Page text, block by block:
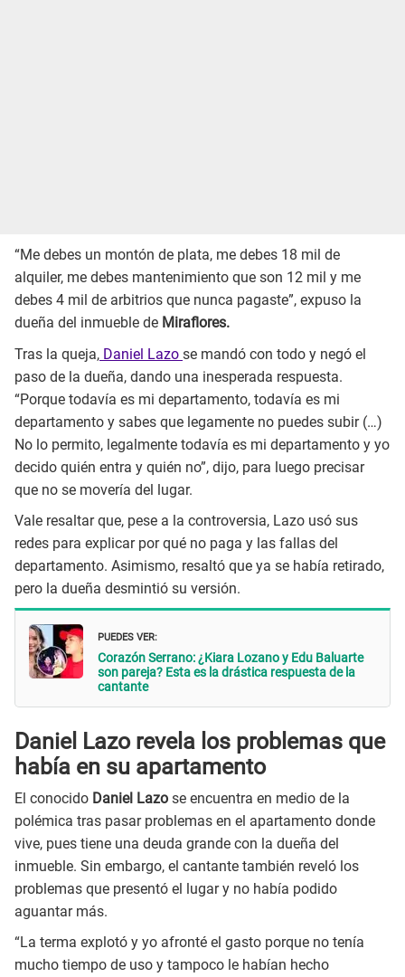
“Me debes un montón de plata, me debes 18 mil de
alquiler, me debes mantenimiento que son 12 mil y me
debes 4 mil de arbitrios que nunca pagaste”, expuso la
dueña del inmueble de Miraflores.
Tras la queja, Daniel Lazo se mandó con todo y negó el
paso de la dueña, dando una inesperada respuesta.
“Porque todavía es mi departamento, todavía es mi
departamento y sabes que legamente no puedes subir (…)
No lo permito, legalmente todavía es mi departamento y yo
decido quién entra y quién no”, dijo, para luego precisar
que no se movería del lugar.
Vale resaltar que, pese a la controversia, Lazo usó sus
redes para explicar por qué no paga y las fallas del
departamento. Asimismo, resaltó que ya se había retirado,
pero la dueña desmintió su versión.
PUEDES VER:
Corazón Serrano: ¿Kiara Lozano y Edu Baluarte
son pareja? Esta es la drástica respuesta de la
cantante
Daniel Lazo revela los problemas que
había en su apartamento
El conocido Daniel Lazo se encuentra en medio de la
polémica tras pasar problemas en el apartamento donde
vive, pues tiene una deuda grande con la dueña del
inmueble. Sin embargo, el cantante también reveló los
problemas que presentó el lugar y no había podido
aguantar más.
“La terma explotó y yo afronté el gasto porque no tenía
mucho tiempo de uso y tampoco le habían hecho